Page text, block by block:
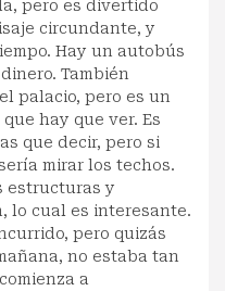
pero es divertido
circundante, y
Hay un autobús
También
palacio, pero es un
hay que ver. Es
que decir, pero si
mirar los techos.
estructuras y
lo cual es interesante.
pero quizás
no estaba tan
a